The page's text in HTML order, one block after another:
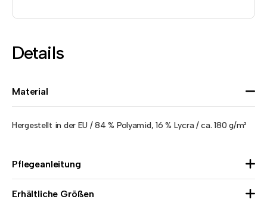
Details
Material
Hergestellt in der EU / 84 % Polyamid, 16 % Lycra / ca. 180 g/m²
Pflegeanleitung
Erhältliche Größen